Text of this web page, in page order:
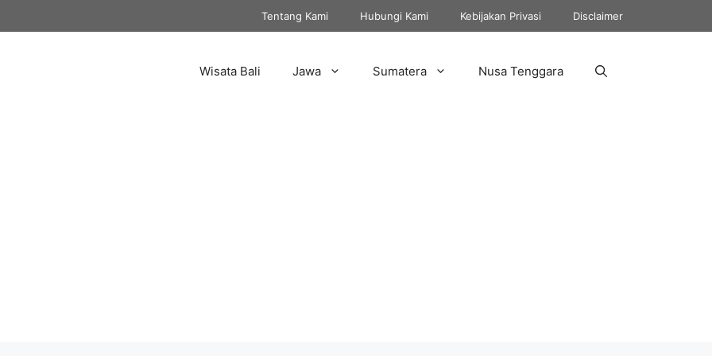
Tentang Kami Hubungi Kami Kebijakan Privasi Disclaimer
Wisata Bali Jawa Sumatera Nusa Tenggara